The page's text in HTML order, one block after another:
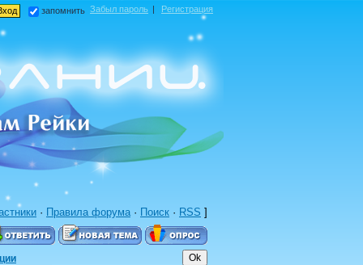
запомнить Забыл пароль | Регистрация
· Правила форума · Поиск · RSS ]